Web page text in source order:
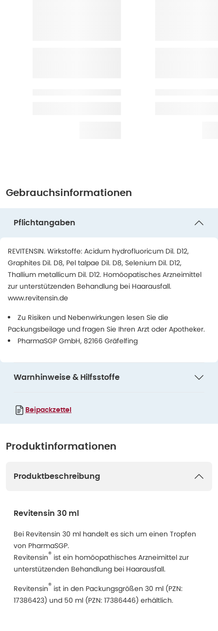
Gebrauchsinformationen
Pflichtangaben
REVITENSIN. Wirkstoffe: Acidum hydrofluoricum Dil. D12,
Graphites Dil. D8, Pel talpae Dil. D8, Selenium Dil. D12,
Thallium metallicum Dil. D12. Homöopatisches Arzneimittel
zur unterstützenden Behandlung bei Haarausfall.
www.revitensin.de
Zu Risiken und Nebenwirkungen lesen Sie die
Packungsbeilage und fragen Sie Ihren Arzt oder Apotheker.
PharmaSGP GmbH, 82166 Gräfelfing
Warnhinweise & Hilfsstoffe
Beipackzettel
Produktinformationen
Produktbeschreibung
Revitensin 30 ml
Bei Revitensin 30 ml handelt es sich um einen Tropfen
von PharmaSGP.
Revitensin® ist ein homöopathisches Arzneimittel zur
unterstützenden Behandlung bei Haarausfall.
Revitensin® ist in den Packungsgrößen 30 ml (PZN:
17386423) und 50 ml (PZN: 17386446) erhältlich.